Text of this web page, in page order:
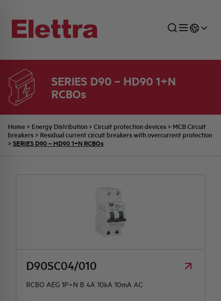
SERIES D90 – HD90 1+N
RCBOs
Home > Energy Distribution > Circuit protection devices > MCB Circuit
breakers > Residual current circuit breakers with overcurrent protection
> SERIES D90 – HD90 1+N RCBOs
D90SC04/010
RCBO AEG 1P+N B 4A 10kA 10mA AC
SECTORS
INDUSTRIAL SECTOR
DOMESTIC SECTOR
ENERGY DISTRIBUTION
INDUSTRIAL AUTOMATION
SYSTEM ENCLOSURES
COMMERCIAL NETWORK
TECHNICAL OFFICE
QUALITY
QUOTATION PROCESS
SWITCHBOARD JOBS
COMPANY
BELLINI FAMILY
ELETTRA HISTORY
ALL THE NEWS
LATEST NEWS
INTERNAL PRESS RELEASES
JOB CAREERS
PARTNER